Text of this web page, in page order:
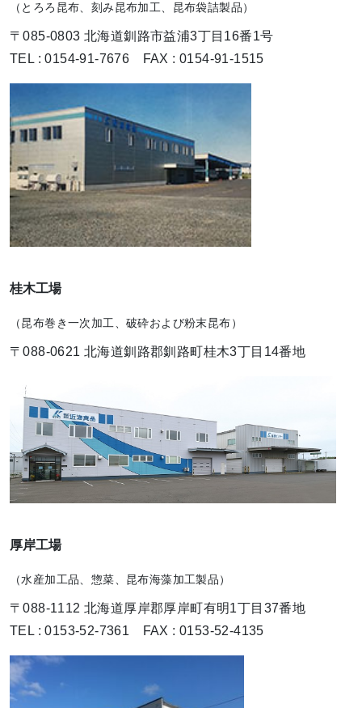
（とろろ昆布、刻み昆布加工、昆布袋詰製品）
〒085-0803 北海道釧路市益浦3丁目16番1号
TEL : 0154-91-7676 FAX : 0154-91-1515
桂木工場
（昆布巻き一次加工、破砕および粉末昆布）
〒088-0621 北海道釧路郡釧路町桂木3丁目14番地
厚岸工場
（水産加工品、惣菜、昆布海藻加工製品）
〒088-1112 北海道厚岸郡厚岸町有明1丁目37番地
TEL : 0153-52-7361 FAX : 0153-52-4135